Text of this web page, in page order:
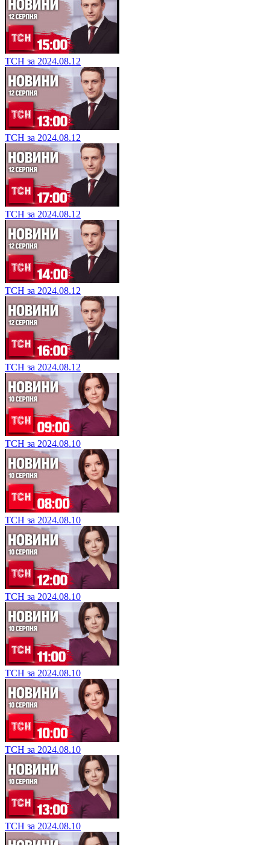
ТСН за 2024.08.12
ТСН за 2024.08.12
ТСН за 2024.08.12
ТСН за 2024.08.12
ТСН за 2024.08.12
ТСН за 2024.08.10
ТСН за 2024.08.10
ТСН за 2024.08.10
ТСН за 2024.08.10
ТСН за 2024.08.10
ТСН за 2024.08.10